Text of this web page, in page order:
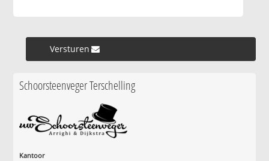
Versturen »
Schoorsteenveger Terschelling
Kantoor